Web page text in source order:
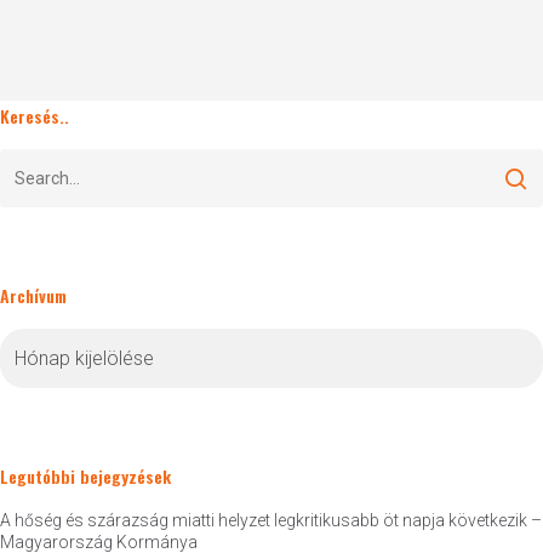
Keresés..
Archívum
Legutóbbi bejegyzések
A hőség és szárazság miatti helyzet legkritikusabb öt napja következik –
Magyarország Kormánya